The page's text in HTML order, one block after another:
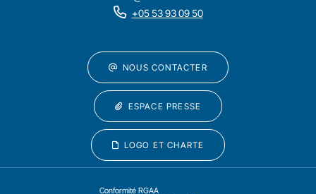
+05 53 93 09 50
NOUS CONTACTER
ESPACE PRESSE
LOGO ET CHARTE
Conformité RGAA